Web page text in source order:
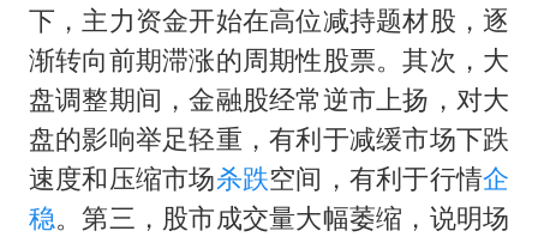
下，主力资金开始在高位减持题材股，逐
渐转向前期滞涨的周期性股票。其次，大
盘调整期间，金融股经常逆市上扬，对大
盘的影响举足轻重，有利于减缓市场下跌
速度和压缩市场杀跌空间，有利于行情企
稳。第三，股市成交量大幅萎缩，说明场